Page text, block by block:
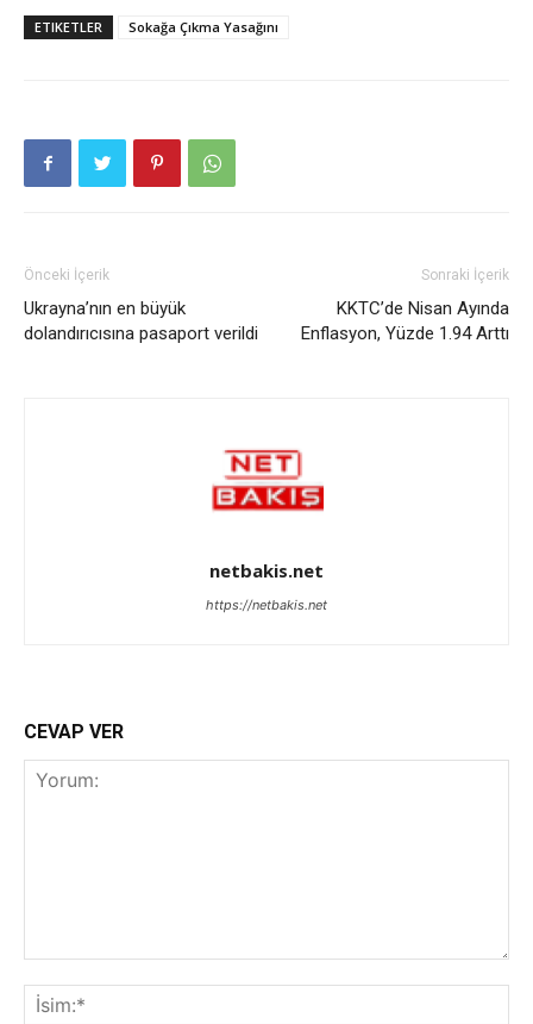
ETIKETLER Sokağa Çıkma Yasağını
Önceki İçerik
Ukrayna’nın en büyük
dolandırıcısına pasaport verildi
Sonraki İçerik
KKTC’de Nisan Ayında
Enflasyon, Yüzde 1.94 Arttı
netbakis.net
https://netbakis.net
CEVAP VER